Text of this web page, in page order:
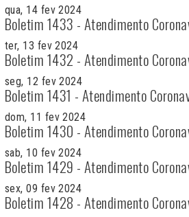
qua, 14 fev 2024
Boletim 1433 - Atendimento
ter, 13 fev 2024
Boletim 1432 - Atendimento
seg, 12 fev 2024
Boletim 1431 - Atendimento
dom, 11 fev 2024
Boletim 1430 - Atendimento
sab, 10 fev 2024
Boletim 1429 - Atendimento
sex, 09 fev 2024
Boletim 1428 - Atendimento